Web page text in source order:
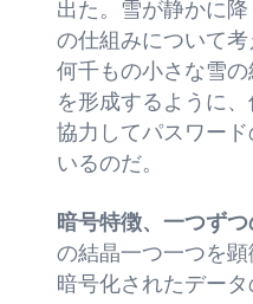
出た。雪が静かに
の仕組みについて考
何千もの小さな雪
を形成するように
協力してパスワー
いるのだ。
暗号特徴、一つず
の結晶一つ一つを顕
暗号化されたデー